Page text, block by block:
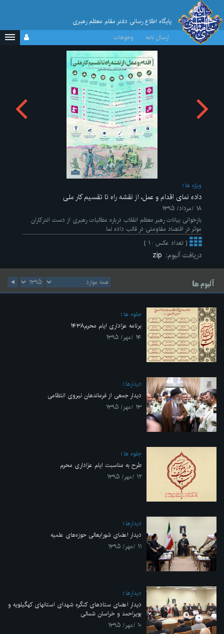
پایگاه اطلاع رسانی دفتر مقام معظم رهبری
ارسال نامه
وجوهات
ویژه ها
داده نمای اقدام و عمل، از نقشه راه تا تقسیم کار ملی
۱۸ /مرداد/ ۱۳۹۵
بازخوانی بیانات رهبر معظم انقلاب درباره مطالبات رهبری از دست اندرکاران
موثر در اقتصاد مقاومتی در قالب داده نما
[ تعداد عکس : ۱ ]
دریافت آلبوم:
آلبوم ها
جلوه ها
برنامه عزاداری ایام محرم۱۴۳۸
۱۴ /مهر/ ۱۳۹۵
ديدارها
دیدار جمعی از فرماندهان نیروی انتظامی
۱۳ /مهر/ ۱۳۹۵
جلوه ها
طرح به مناسبت ایام عزاداری محرم
۱۲ /مهر/ ۱۳۹۵
ديدارها
دیدار اعضای شورایعالی حوزه‌‌های علمیه
۱۱ /مهر/ ۱۳۹۵
ديدارها
دیدار اعضای ستادهای کنگره شهدای استانهای کهگیلویه و
بویراحمد و خراسان شمالی
۱۰ /مهر/ ۱۳۹۵